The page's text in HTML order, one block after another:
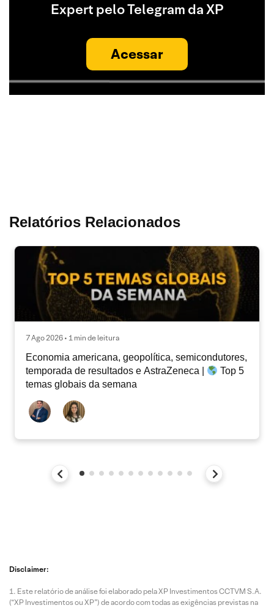
Expert pelo Telegram da XP
Acessar
Relatórios Relacionados
7 Ago 2026 • 1 min de leitura
Economia americana, geopolítica, semicondutores,
temporada de resultados e AstraZeneca |
Top 5
temas globais da semana
Disclaimer:
Este relatório de análise foi elaborado pela XP Investimentos CCTVM S.A.
(“XP Investimentos ou XP”) de acordo com todas as exigências previstas na